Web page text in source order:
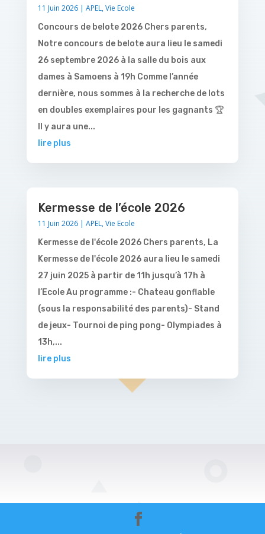
11 Juin 2026| APEL,Vie Ecole
Concours de belote 2026 Chers parents,
Notre concours de belote aura lieu le samedi
26 septembre 2026 à la salle du bois aux
dames à Samoens à 19h Comme l’année
dernière, nous sommes à la recherche de lots
en doubles exemplaires pour les gagnants 🏆
Il y aura une...
lire plus
Kermesse de l’école 2026
11 Juin 2026| APEL,Vie Ecole
Kermesse de l'école 2026 Chers parents, La
Kermesse de l'école 2026 aura lieu le samedi
27 juin 2025 à partir de 11h jusqu’à 17h à
l’Ecole Au programme :- Chateau gonflable
(sous la responsabilité des parents)- Stand
de jeux- Tournoi de ping pong- Olympiades à
13h,...
lire plus